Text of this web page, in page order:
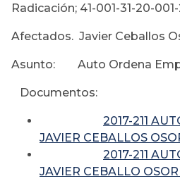
Radicación; 41-001-31-20-
Afectados. Javier Ceballos
Asunto: Auto Ordena
Documentos:
2017-211
JAVIER CEBALLOS
2017-211
JAVIER CEBALLO